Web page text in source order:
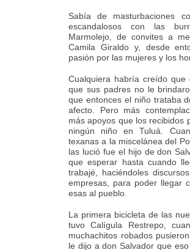
Sabía de masturbaciones
escandalosos con las
Marmolejo, de convites a
Camila Giraldo y, desde
pasión por las mujeres y los
Cualquiera habría creído
que sus padres no le
que entonces el niño trataba
afecto. Pero más
más apoyos que los recibidos
ningún niño en Tuluá.
texanas a la miscelánea del
las lució fue el hijo de don
que esperar hasta cuando
trabajé, haciéndoles
empresas, para poder llegar
esas al pueblo.
La primera bicicleta de las
tuvo Calígula Restrepo,
muchachitos robados
le dijo a don Salvador que